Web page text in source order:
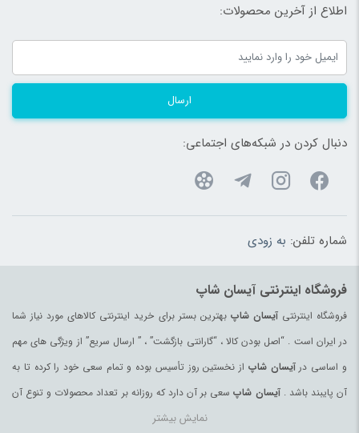
اطلاع از آخرین محصولات:
ارسال
دنبال کردن در شبکه‌های اجتماعی:
شماره تلفن: به زودی
فروشگاه اینترنتی آیسان شاپ
فروشگاه اینترنتیآیسان شاپبهترین بستر برای خرید اینترنتی کالاهای مورد نیاز شما
در ایران است . “اصل بودن کالا ، “گارانتی بازگشت” ، ” ارسال سریع” از ویژگی های مهم
و اساسی درآیسان شاپ از نخستین روز تأسیس بوده و تمام سعی خود را کرده تا به
آن پایبند باشد .آیسان شاپ سعی بر آن دارد که روزانه بر تعداد محصولات و تنوع آن
بیفزاید تا بتواند نیاز همه ی افراد با هر نوع سلیقه را در خرید محصولات اینترنتی مرتفع
نمایش بیشتر